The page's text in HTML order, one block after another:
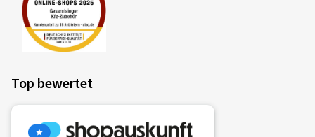
Top bewertet